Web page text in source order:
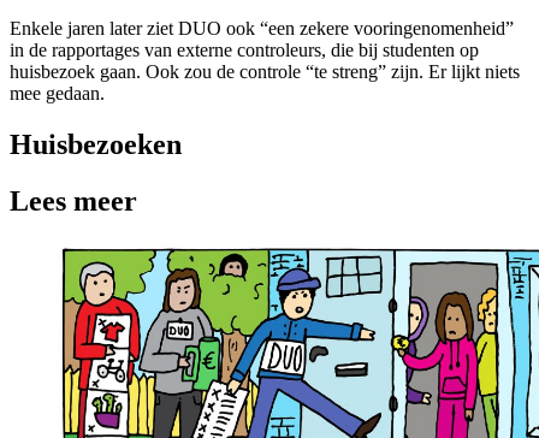
Enkele jaren later ziet DUO ook “een zekere vooringenomenheid”
in de rapportages van externe controleurs, die bij studenten op
huisbezoek gaan. Ook zou de controle “te streng” zijn. Er lijkt niets
mee gedaan.
Huisbezoeken
Lees meer